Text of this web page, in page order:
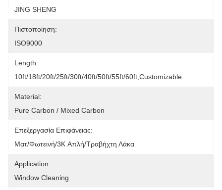
JING SHENG
Πιστοποίηση:
ISO9000
Length:
10ft/18ft/20ft/25ft/30ft/40ft/50ft/55ft/60ft,Customizable
Material:
Pure Carbon / Mixed Carbon
Επεξεργασία Επιφάνειας:
Ματ/φωτεινή/3K Απλή/τραβήχτη Λάκα
Application:
Window Cleaning